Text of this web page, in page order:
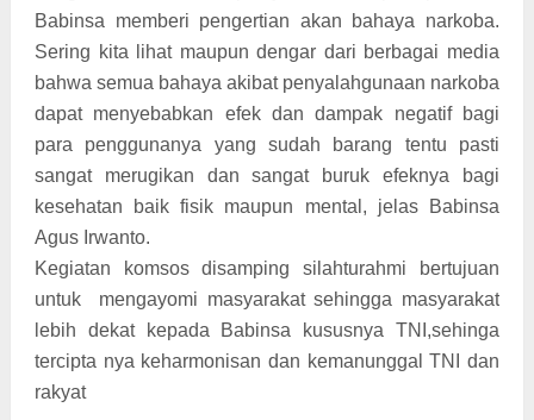
Babinsa memberi pengertian akan bahaya narkoba.
Sering kita lihat maupun dengar dari berbagai media
bahwa semua bahaya akibat penyalahgunaan narkoba
dapat menyebabkan efek dan dampak negatif bagi
para penggunanya yang sudah barang tentu pasti
sangat merugikan dan sangat buruk efeknya bagi
kesehatan baik fisik maupun mental, jelas Babinsa
Agus Irwanto.
Kegiatan komsos disamping silahturahmi bertujuan
untuk
mengayomi masyarakat sehingga masyarakat
lebih dekat kepada Babinsa kususnya TNI,sehinga
tercipta nya keharmonisan dan kemanunggal TNI dan
rakyat